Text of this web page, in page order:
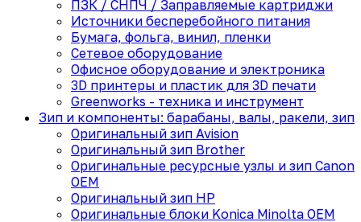
ПЗК / СНПЧ / Заправляемые картриджи
Источники бесперебойного питания
Бумага, фольга, винил, пленки
Сетевое оборудование
Офисное оборудование и электроника
3D принтеры и пластик для 3D печати
Greenworks - техника и инструмент
Зип и компоненты: барабаны, валы, ракели, зип
Оригинальный зип Avision
Оригинальный зип Brother
Оригинальные ресурсные узлы и зип Canon
OEM
Оригинальный зип HP
Оригинальные блоки Konica Minolta OEM